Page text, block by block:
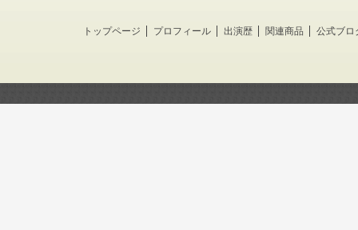
トップページ プロフィール 出演歴 関連商品 公式ブロ